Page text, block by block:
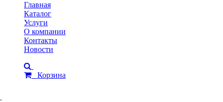
Главная
Каталог
Услуги
О компании
Контакты
Новости
Корзина